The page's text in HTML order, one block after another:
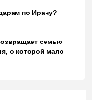
по Ирану?
семью
о которой мало